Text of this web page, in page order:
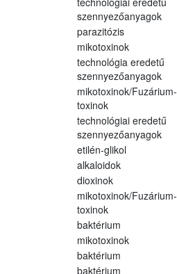
szennyezőanyagok
parazitózis
mikotoxinok
technológia eredetű
szennyezőanyagok
mikotoxinok/Fuzárium-
toxinok
technológiai eredetű
szennyezőanyagok
etilén-glikol
alkaloidok
dioxinok
mikotoxinok/Fuzárium-
toxinok
baktérium
mikotoxinok
baktérium
baktérium